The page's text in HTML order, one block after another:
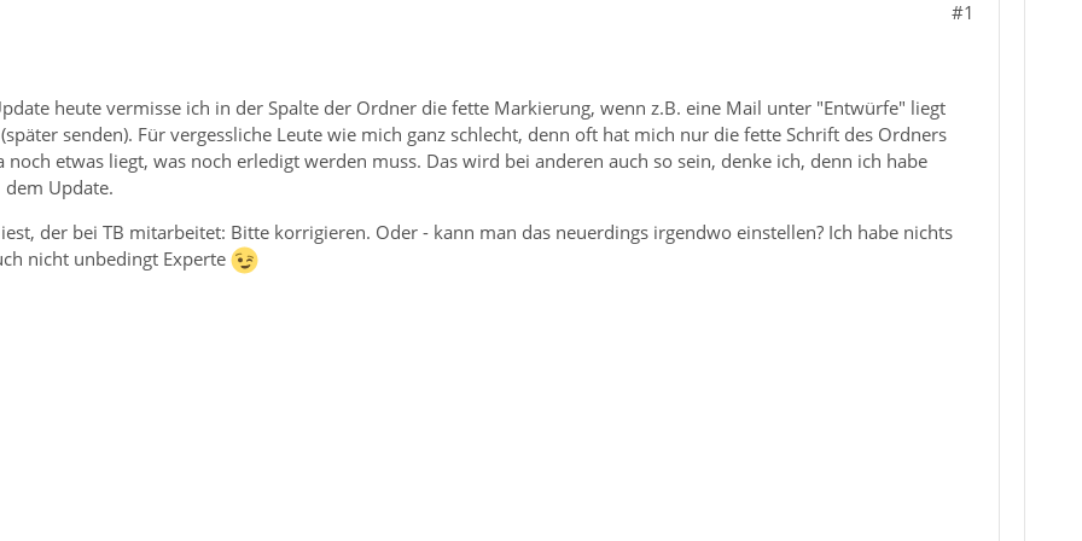
#1
heute vermisse ich in der Spalte der Ordner die fette Markierung, wenn z.B. eine Mail unter "Entwürfe" liegt
senden). Für vergessliche Leute wie mich ganz schlecht, denn oft hat mich nur die fette Schrift des Ordners
noch etwas liegt, was noch erledigt werden muss. Das wird bei anderen auch so sein, denke ich, denn ich habe
Update.
der bei TB mitarbeitet: Bitte korrigieren. Oder - kann man das neuerdings irgendwo einstellen? Ich habe nichts
nicht unbedingt Experte